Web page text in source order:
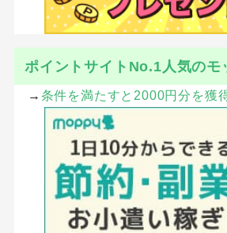
ポイントサイトNo.1人気のモ
→ 条件を満たすと2000円分を獲